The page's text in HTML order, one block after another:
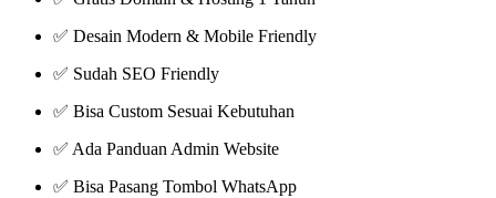
✅ Desain Modern & Mobile Friendly
✅ Sudah SEO Friendly
✅ Bisa Custom Sesuai Kebutuhan
✅ Ada Panduan Admin Website
✅ Bisa Pasang Tombol WhatsApp